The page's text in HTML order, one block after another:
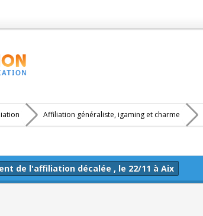
Affiliation généraliste, igaming et charme
de l'affiliation décalée , le 22/11 à Aix